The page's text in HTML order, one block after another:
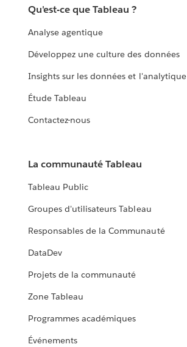
Qu'est-ce que Tableau ?
Analyse agentique
Développez une culture des données
Insights sur les données et l'analytique
Étude Tableau
Contactez-nous
La communauté Tableau
Tableau Public
Groupes d'utilisateurs Tableau
Responsables de la Communauté
DataDev
Projets de la communauté
Zone Tableau
Programmes académiques
Événements